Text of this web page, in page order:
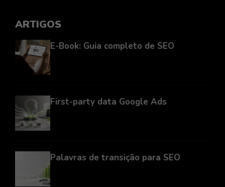
ARTIGOS
E-Book: Guia completo de SEO
First-party data Google Ads
Palavras de transição para SEO